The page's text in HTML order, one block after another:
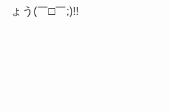
ょう(￣□￣;)!!